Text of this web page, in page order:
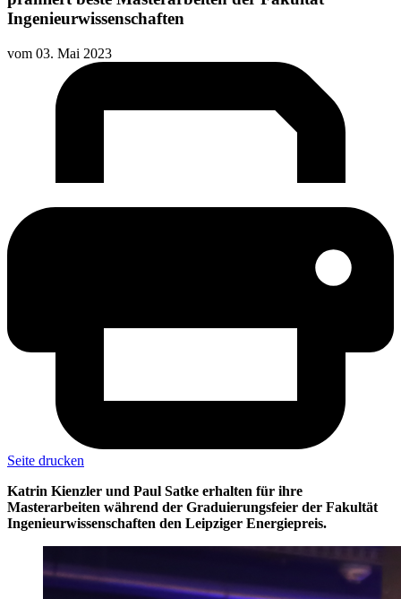
Ingenieurwissenschaften
vom 03. Mai 2023
Seite drucken
Katrin Kienzler und Paul Satke erhalten für ihre
Masterarbeiten während der Graduierungsfeier der Fakultät
Ingenieurwissenschaften den Leipziger Energiepreis.